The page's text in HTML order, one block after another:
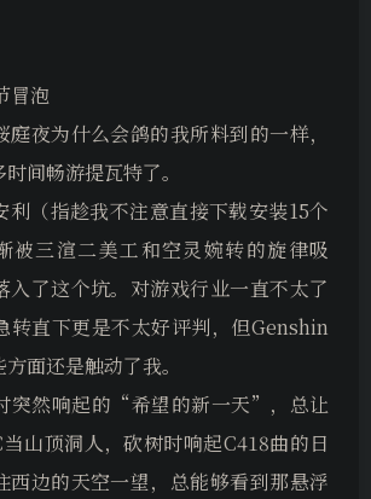
冒泡
夜为什么会鸽的我所料到的一样，
间畅游提瓦特了。
利（指趁我不注意直接下载安装15个
被三渲二美工和空灵婉转的旋律吸
入了这个坑。对游戏行业一直不太了
转直下更是不太好评判，但Genshin
面还是触动了我。
突然响起的“希望的新一天”，总让
山顶洞人，砍树时响起C418曲的日
西边的天空一望，总能够看到那悬浮